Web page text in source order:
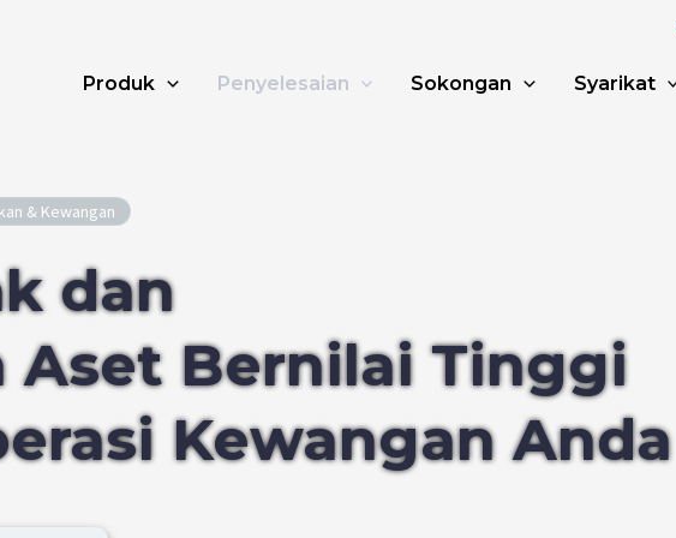
Produk Penyelesaian Sokongan Syarikat
& Kewangan
dan
Bernilai Tinggi
Kewangan Anda